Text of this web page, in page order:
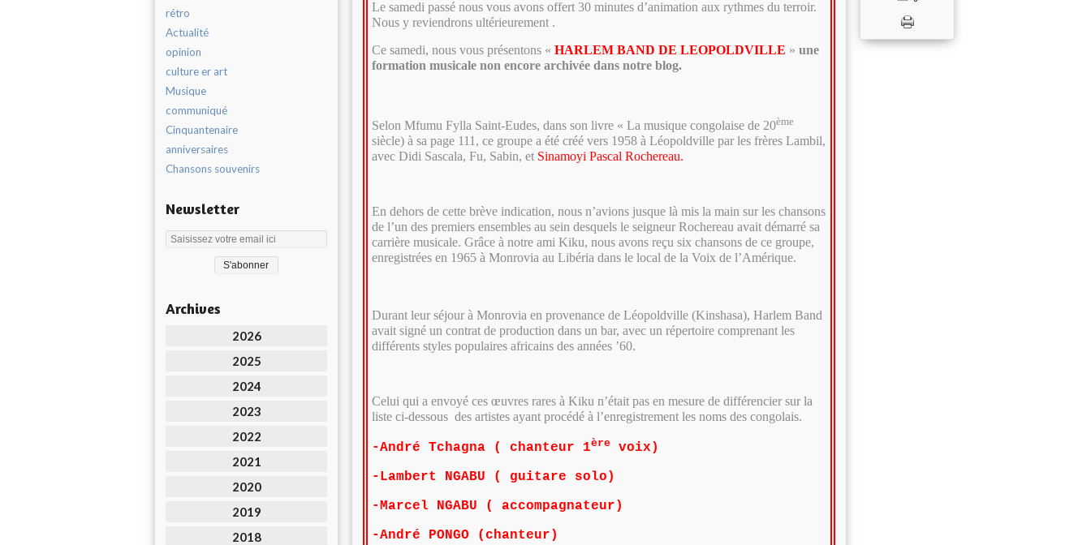
rétro
Actualité
opinion
culture er art
Musique
communiqué
Cinquantenaire
anniversaires
Chansons souvenirs
Newsletter
Archives
2026
2025
2024
2023
2022
2021
2020
2019
2018
Le samedi passé nous vous avons offert 30 minutes d’animation aux rythmes du terroir.
Nous y reviendrons ultérieurement .
Ce samedi, nous vous présentons «HARLEM BAND DE LEOPOLDVILLE »une
formation musicale non encore archivée dans notre blog.
Selon Mfumu Fylla Saint-Eudes, dans son livre « La musique congolaise de 20ème
siècle) à sa page 111, ce groupe a été créé vers 1958 à Léopoldville par les frères Lambil,
avec Didi Sascala, Fu, Sabin, et Sinamoyi Pascal Rochereau.
En dehors de cette brève indication, nous n’avions jusque là mis la main sur les chansons
de l’un des premiers ensembles au sein desquels le seigneur Rochereau avait démarré sa
carrière musicale. Grâce à notre ami Kiku, nous avons reçu six chansons de ce groupe,
enregistrées en 1965 à Monrovia au Libéria dans le local de la Voix de l’Amérique.
Durant leur séjour à Monrovia en provenance de Léopoldville (Kinshasa), Harlem Band
avait signé un contrat de production dans un bar, avec un répertoire comprenant les
différents styles populaires africains des années ’60.
Celui qui a envoyé ces œuvres rares à Kiku n’était pas en mesure de différencier sur la
liste ci-dessous des artistes ayant procédé à l’enregistrement les noms des congolais.
-André Tchagna ( chanteur 1ère
voix)
-Lambert NGABU ( guitare solo)
-Marcel NGABU ( accompagnateur)
-André PONGO (chanteur)